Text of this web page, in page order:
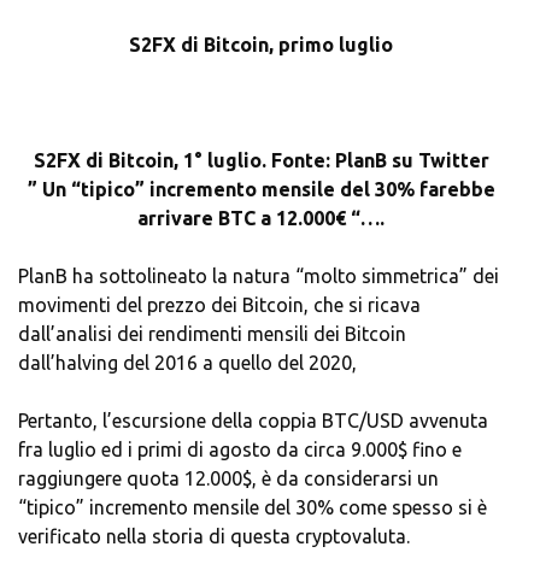
S2FX di Bitcoin, primo luglio
S2FX di Bitcoin, 1° luglio. Fonte: PlanB su Twitter
” Un “tipico” incremento mensile del 30% farebbe
arrivare BTC a 12.000€ “….
PlanB ha sottolineato la natura “molto simmetrica” dei
movimenti del prezzo dei Bitcoin, che si ricava
dall’analisi dei rendimenti mensili dei Bitcoin
dall’halving del 2016 a quello del 2020,
Pertanto, l’escursione della coppia BTC/USD avvenuta
fra luglio ed i primi di agosto da circa 9.000$ fino e
raggiungere quota 12.000$, è da considerarsi un
“tipico” incremento mensile del 30% come spesso si è
verificato nella storia di questa cryptovaluta.